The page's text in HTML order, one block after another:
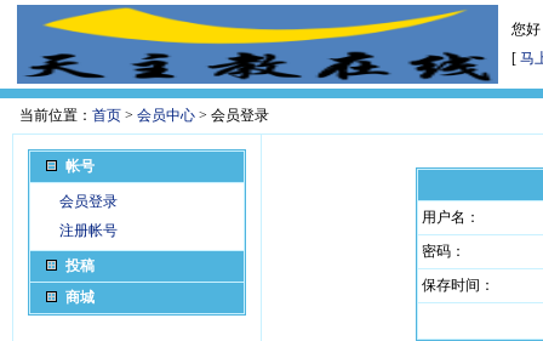
您
[ 马
当前位置： 首页 > 会员中心 > 会员登录
帐号
会员登录
注册帐号
投稿
商城
用户名：
密码：
保存时间：